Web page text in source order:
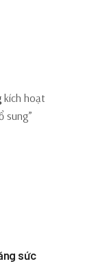
kích hoạt
sung”
sức